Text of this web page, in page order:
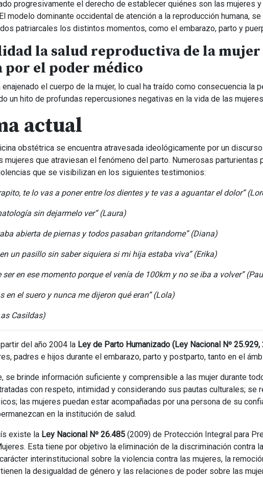
progresivamente el derecho de establecer quiénes son las mujeres
modelo dominante occidental de atención a la reproducción humana,
patriarcales los distintos momentos, como el embarazo, parto y
la salud reproductiva de la mujer
el poder médico
el cuerpo de la mujer, lo cual ha traído como consecuencia la
un hito de profundas repercusiones negativas en la vida de las
actual
obstétrica se encuentra atravesada ideológicamente por un
mujeres que atraviesan el fenómeno del parto. Numerosas parturientas
que se visibilizan en los siguientes testimonios:
te lo vas a poner entre los dientes y te vas a aguantar el dolor”
sin dejarmelo ver” (Laura)
abierta de piernas y todos pasaban gritandome” (Diana)
un pasillo sin saber siquiera si mi hija estaba viva” (Erika)
ser en ese momento porque el venía de 100km y no se iba a volver”
en el suero y nunca me dijeron qué eran” (Lola)
Casildas)
del año 2004 la Ley de Parto Humanizado (Ley Nacional Nº 25.929,
padres e hijos durante el embarazo, parto y postparto, tanto en el
se brinde información suficiente y comprensible a las mujer durante
con respeto, intimidad y considerando sus pautas culturales; se
las mujeres puedan estar acompañadas por una persona de su
en la institución de salud.
existe la Ley Nacional Nº 26.485 (2009) de Protección Integral para
Esta tiene por objetivo la eliminación de la discriminación contra
interinstitucional sobre la violencia contra las mujeres, la
la desigualdad de género y las relaciones de poder sobre las